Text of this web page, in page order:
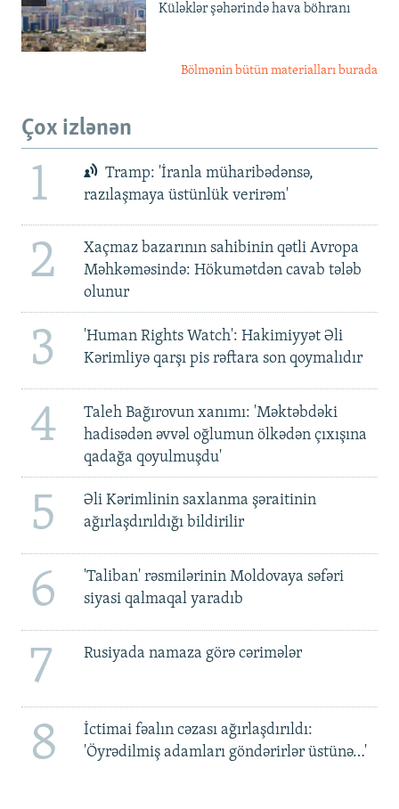
Küləklər şəhərində hava böhranı
Bölmənin bütün materialları burada
Çox izlənən
1
Tramp: 'İranla müharibədənsə,
razılaşmaya üstünlük verirəm'
2
Xaçmaz bazarının sahibinin qətli Avropa
Məhkəməsində: Hökumətdən cavab tələb
olunur
3
'Human Rights Watch': Hakimiyyət Əli
Kərimliyə qarşı pis rəftara son qoymalıdır
4
Taleh Bağırovun xanımı: 'Məktəbdəki
hadisədən əvvəl oğlumun ölkədən çıxışına
qadağa qoyulmuşdu'
5
Əli Kərimlinin saxlanma şəraitinin
ağırlaşdırıldığı bildirilir
6
'Taliban' rəsmilərinin Moldovaya səfəri
siyasi qalmaqal yaradıb
7 Rusiyada namaza görə cərimələr
8
İctimai fəalın cəzası ağırlaşdırıldı:
'Öyrədilmiş adamları göndərirlər üstünə…'